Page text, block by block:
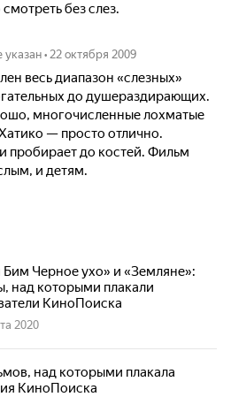
без слез.
указан • 22 октября 2009
весь диапазон «слезных»
до душераздирающих.
многочисленные лохматые
— просто отлично.
пробирает до костей. Фильм
и детям.
Бим Черное ухо» и «Земляне»:
над которыми плакали
КиноПоиска
2020
над которыми плакала
КиноПоиска